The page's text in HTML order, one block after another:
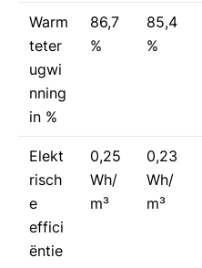
Warm
teter
ugwi
nning
in %
86,7
%
85,4
%
Elekt
risch
e
effici
ëntie
0,25
Wh/
m³
0,23
Wh/
m³